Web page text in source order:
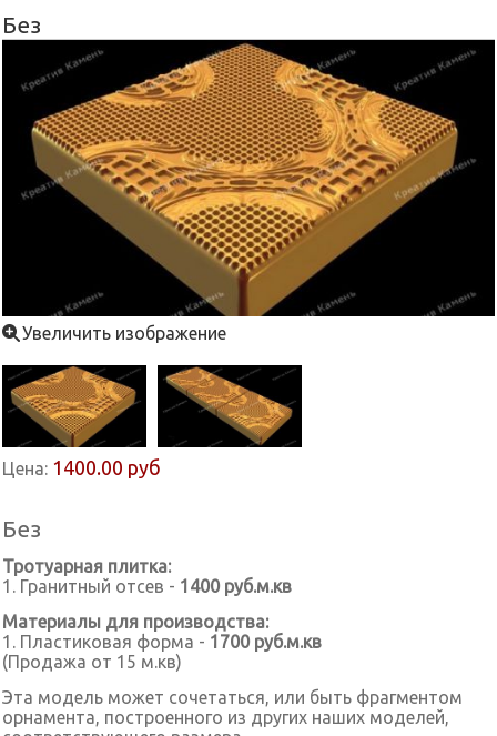
Без
Увеличить изображение
Цена: 1400.00 руб
Без
Тротуарная плитка:
1. Гранитный отсев - 1400 руб.м.кв
Материалы для производства:
1. Пластиковая форма - 1700 руб.м.кв
(Продажа от 15 м.кв)
Эта модель может сочетаться, или быть фрагментом
орнамента, построенного из других наших моделей,